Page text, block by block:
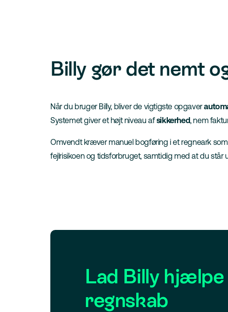
Billy gør det nemt
Når du bruger Billy, bliver de vigtigste opgaver
Systemet giver et højt niveau afsikkerhed, nem
Omvendt kræver manuel bogføring i et regneark
fejlrisikoen og tidsforbruget, samtidig med at du står
Lad Billy
regnskab